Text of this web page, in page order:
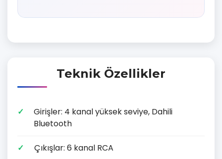
Teknik Özellikler
Girişler: 4 kanal yüksek seviye, Dahili
Bluetooth
Çıkışlar: 6 kanal RCA